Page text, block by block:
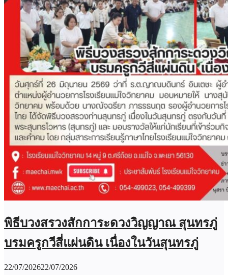
พิธีบวงสรวงสักการะดวงวิญญาณ สุนทรภู่
บรมครูกวีสี่แผ่นดิน เนื่องในวันสุนทรภู่
22/07/202622/07/2026